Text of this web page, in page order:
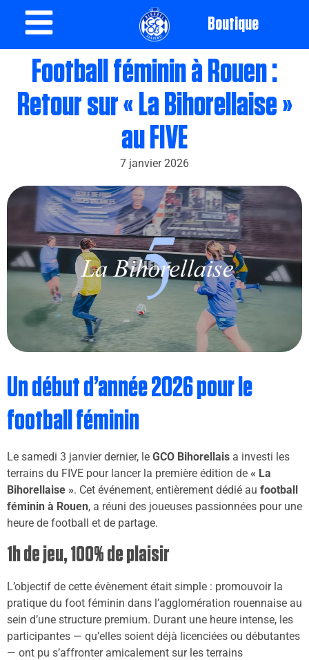
Boutique
Football féminin à Rouen :
Retour sur « La Bihorellaise »
au FIVE
7 janvier 2026
Un début d’année 2026 pour le
football féminin
Le samedi 3 janvier dernier, le GCO Bihorellais a investi les
terrains du FIVE pour lancer la première édition de « La
Bihorellaise ». Cet événement, entièrement dédié au football
féminin à Rouen, a réuni des joueuses passionnées pour une
heure de football et de partage.
1h de jeu, 100% de plaisir
L’objectif de cette évènement était simple : promouvoir la
pratique du foot féminin dans l’agglomération rouennaise au
sein d’une structure premium. Durant une heure intense, les
participantes — qu’elles soient déjà licenciées ou débutantes
— ont pu s’affronter amicalement sur les terrains